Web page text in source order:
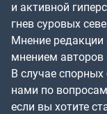
и активной
гнев суровых
Мнение редакции
мнением
В случае
нами по
если вы хотите